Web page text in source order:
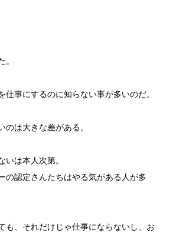
。
仕事にするのに知らない事が多いのだ。
のは大きな差がある。
いは本人次第。
の認定さんたちはやる気がある人が多
も、それだけじゃ仕事にならないし、お